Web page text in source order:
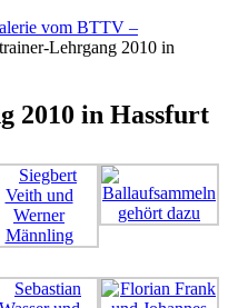
vom BTTV –
Lehrgang 2010 in
2010 in Hassfurt